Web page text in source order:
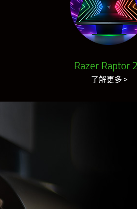
Razer Raptor
了解更多